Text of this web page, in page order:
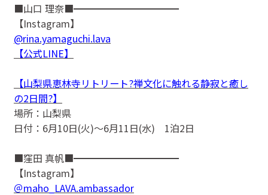
■山口 理奈■━━━━━━━━━━━
【Instagram】
@rina.yamaguchi.lava
【公式LINE】
【山梨県恵林寺リトリート?禅文化に触れる静寂と癒し
の2日間?】
場所：山梨県
日付：6月10日(火)〜6月11日(水) 1泊2日
■窪田 真帆■━━━━━━━━━━━
【Instagram】
＠maho_LAVA.ambassador